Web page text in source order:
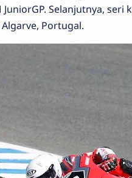
JuniorGP. Selanjutnya,
Portugal.